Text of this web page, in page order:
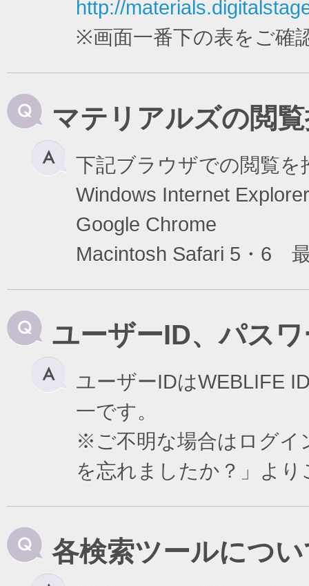
http://
※画面一番下の表をご確
マテリアルズの閲
下記ブラウザでの閲覧を
Windows Internet
Google Chrome
Macintosh Safari 5・6
ユーザーID、パス
ユーザーIDはWEBLIFE
一です。
※ご不明な場合はログイ
を忘れましたか？」よ
各検索ツールにつ